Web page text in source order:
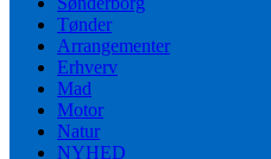
Tønder
Arrangementer
Erhverv
Mad
Motor
Natur
NYHED